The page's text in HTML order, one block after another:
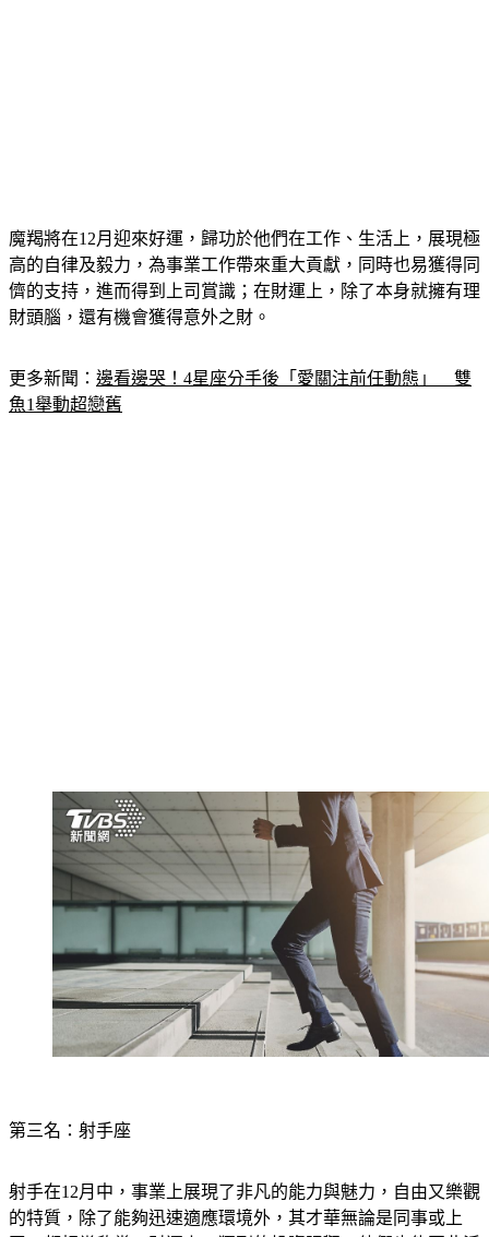
魔羯將在12月迎來好運，歸功於他們在工作、生活上，展現極
高的自律及毅力，為事業工作帶來重大貢獻，同時也易獲得同
儕的支持，進而得到上司賞識；在財運上，除了本身就擁有理
財頭腦，還有機會獲得意外之財。
更多新聞： 邊看邊哭！4星座分手後「愛關注前任動態」　雙
魚1舉動超戀舊
第三名：射手座
射手在12月中，事業上展現了非凡的能力與魅力，自由又樂觀
的特質，除了能夠迅速適應環境外，其才華無論是同事或上